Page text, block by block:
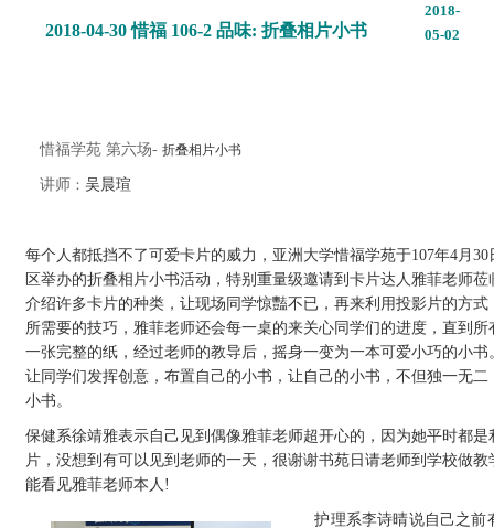
2018-04-30 惜福 106-2 品味: 折叠相片小书
2018-
05-02
惜福学苑 第六场- 折叠相片小书
讲师 ： 吴晨瑄
每个人都抵挡不了可爱卡片的威力，亚洲大学惜福学苑于107年4月
区举办的折叠相片小书活动，特别重量级邀请到卡片达人雅菲老师
介绍许多卡片的种类，让现场同学惊豔不已，再来利用投影片的方
所需要的技巧，雅菲老师还会每一桌的来关心同学们的进度，直到
一张完整的纸，经过老师的教导后，摇身一变为一本可爱小巧的小书
让同学们发挥创意，布置自己的小书，让自己的小书，不但独一无
小书。
保健系徐靖雅表示自己见到偶像雅菲老师超开心的，因为她平时都
片，没想到有可以见到老师的一天，很谢谢书苑日请老师到学校做
能看见雅菲老师本人!
护理系李诗晴说自己之前